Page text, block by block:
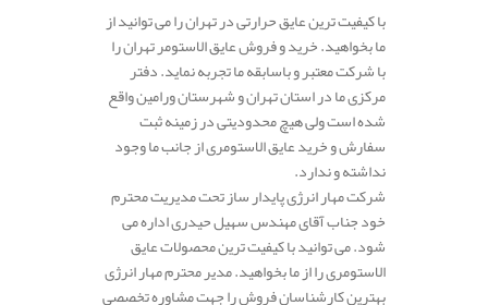
با کیفیت ترین عایق حرارتی در تهران را می توانید از
ما بخواهید. خرید و فروش عایق الاستومر تهران را
با شرکت معتبر و باسابقه ما تجربه نماید. دفتر
مرکزی ما در استان تهران و شهرستان ورامین واقع
شده است ولی هیچ محدودیتی در زمینه ثبت
سفارش و خرید عایق الاستومری از جانب ما وجود
نداشته و ندارد.
شرکت مهار انرژی پایدار ساز تحت مدیریت محترم
خود جناب آقای مهندس سهیل حیدری اداره می
شود. می توانید با کیفیت ترین محصولات عایق
الاستومری را از ما بخواهید. مدیر محترم مهار انرژی
بهترین کارشناسان فروش را جهت مشاوره تخصصی